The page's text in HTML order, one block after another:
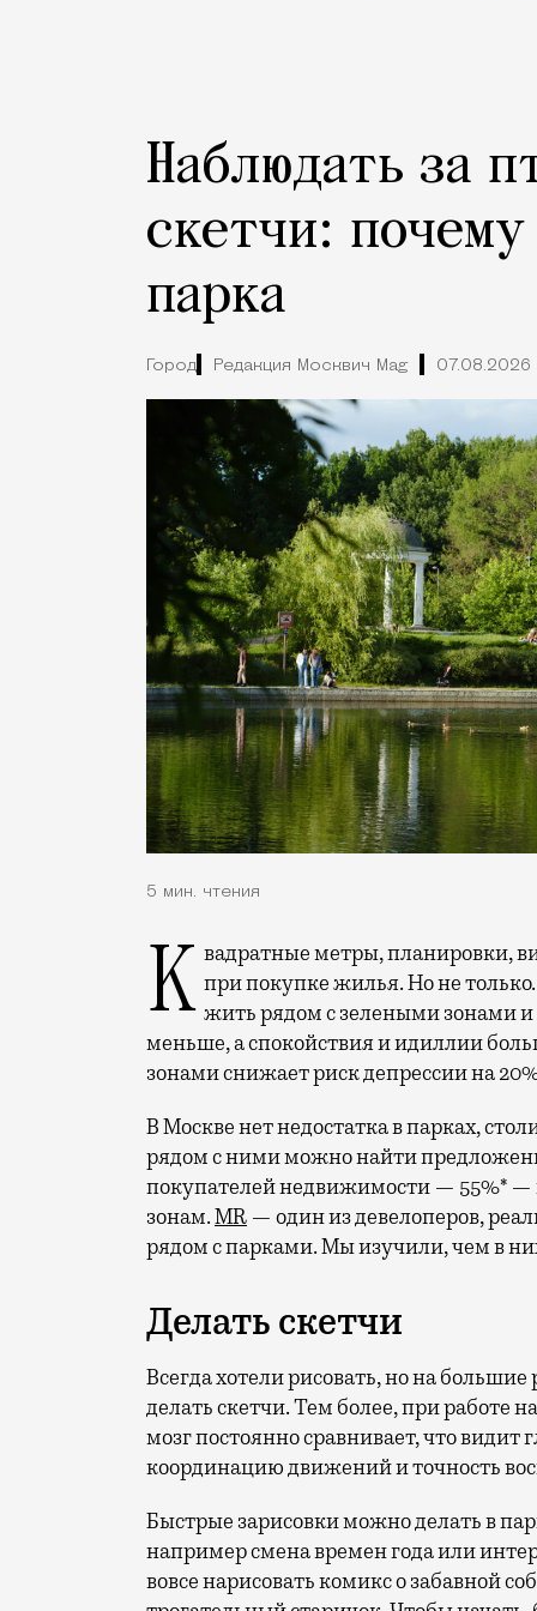
Наблюдать за
скетчи:
парка
Город Редакция Москвич Mag 07.08.2026
5 мин. чтения
Квадратные метры, планировки, вид из окон. Конечно, на это обращают внимание при покупке жилья. Но не
жить рядом с зелеными зонами
меньше, а спокойствия и идиллии
зонами снижает риск депрессии на
В Москве нет недостатка в парках,
рядом с ними можно найти
покупателей недвижимости — 55%* —
зонам.MR — один из девелоперов,
рядом с парками. Мы изучили, чем в
Делать скетчи
Всегда хотели рисовать, но на
делать скетчи. Тем более, при работе
мозг постоянно сравнивает, что видит
координацию движений и точность
Быстрые зарисовки можно делать в
например смена времен года или
вовсе нарисовать комикс о забавной